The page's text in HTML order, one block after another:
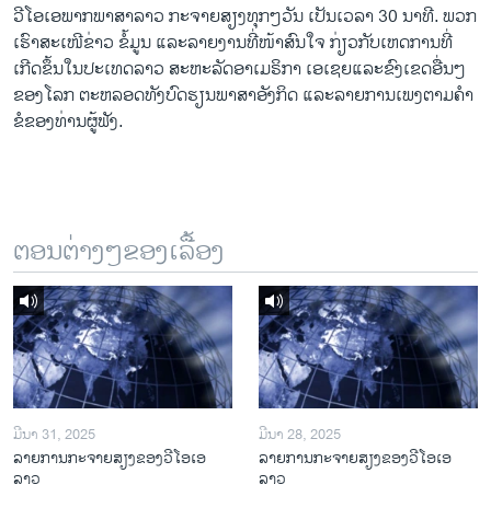
ລາຍການກະຈາຍສຽງ
ລາຍງານ
ຕິດຕາມພວກເຮົາ ທີ່
ວີ​ໂອ​ເອພາກ​ພາສາ​ລາວ​ ກະຈາຍສຽງ​ທຸກໆ​ວັນ ​ເປັນ​ເວລາ 30 ນາທີ. ພວກ​
ເຮົາ​ສະ​ເໜີຂ່າວ ຂໍ້​ມູນ ​ແລະ​ລາຍ​ງານ​ທີ່​ໜ້າ​ສົນ​ໃຈ ກ່ຽວກັບ​​ເຫດການ​​ທີ່​
ເກີດ​ຂຶ້ນ​ໃນ​ປະ​ເທດ​ລາວ ສະຫະລັດ​ອ​າ​ເມ​ຣິ​ກາ ​ເອ​ເຊຍ​ແລະ​ຂົງເຂດ​ອື່ນໆ​
ຂອງ​ໂລກ ຕະຫລອດ​ທັງ​ບົດຮຽນ​ພາສາ​ອັງກິດ ​ແລະ​ລາຍການ​ເພງ​ຕາມ​ຄຳ​
ຂໍ​ຂອງ​ທ່ານ​ຜູ້​ຟັງ.
ຕອນຕ່າງໆຂອງເລື້ອງ
ມີນາ 31, 2025
ລາຍການກະຈາຍສຽງຂອງວີໂອເອ
ລາວ
ມີນາ 28, 2025
ລາຍການກະຈາຍສຽງຂອງວີໂອເອ
ລາວ